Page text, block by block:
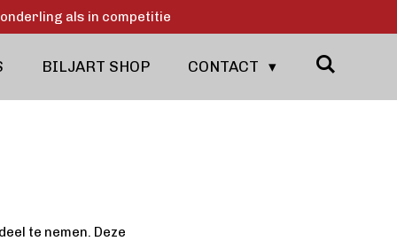
als in competitie
BILJART SHOP CONTACT
te nemen. Deze